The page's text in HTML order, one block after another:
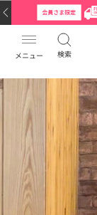
メニュー 検索